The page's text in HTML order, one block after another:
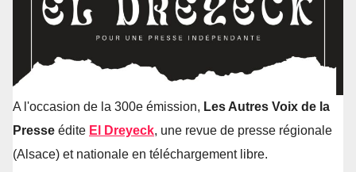
A l'occasion de la 300e émission, Les Autres Voix de la
Presse édite El Dreyeck, une revue de presse régionale
(Alsace) et nationale en téléchargement libre.